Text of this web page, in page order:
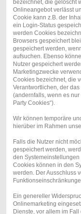
bezeichnet, die gelöscht
Onlineangebot verlässt
Cookie kann z.B. der
ein Login-Status
werden Cookies
Browsers gespeichert
gespeichert werden,
aufsuchen. Ebenso
Nutzer gespeichert
Marketingzwecke
Cookies bezeichnet, die
Verantwortlichen, der
(andernfalls, wenn es
Party Cookies“).
Wir können temporäre
hierüber im Rahmen
Falls die Nutzer nicht
gespeichert werden,
den
Cookies können in den
werden. Der Ausschluss
Ein genereller
Onlinemarketing
Dienste, vor allem im